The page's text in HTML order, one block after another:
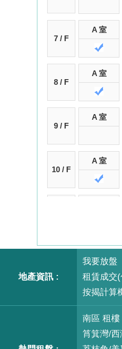
7 / F
A 室
8 / F
A 室
9 / F
A 室
10 / F
A 室
A 室
A 室
16 / F
A 室
地產資訊 :
我要放盤
租賃成交
按揭計算
南區 租樓
筲箕灣/